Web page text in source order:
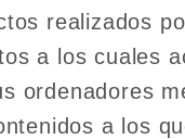
realizados
a los cuales
ordenadores
a los